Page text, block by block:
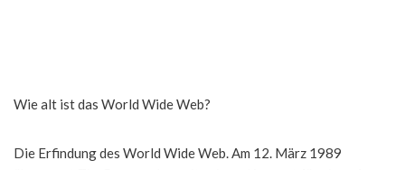
Wie alt ist das World Wide Web?
Die Erfindung des World Wide Web. Am 12. März 1989